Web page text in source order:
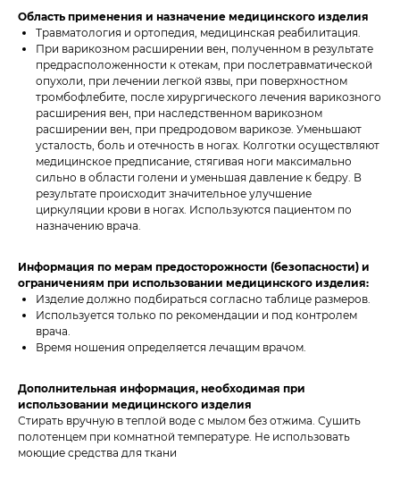
Область применения и назначение медицинского изделия
Травматология и ортопедия, медицинская реабилитация.
При варикозном расширении вен, полученном в результате
предрасположенности к отекам, при послетравматической
опухоли, при лечении легкой язвы, при поверхностном
тромбофлебите, после хирургического лечения варикозного
расширения вен, при наследственном варикозном
расширении вен, при предродовом варикозе. Уменьшают
усталость, боль и отечность в ногах. Колготки осуществляют
медицинское предписание, стягивая ноги максимально
сильно в области голени и уменьшая давление к бедру. В
результате происходит значительное улучшение
циркуляции крови в ногах. Используются пациентом по
назначению врача.
Информация по мерам предосторожности (безопасности) и
ограничениям при использовании медицинского изделия:
Изделие должно подбираться согласно таблице размеров.
Используется только по рекомендации и под контролем
врача.
Время ношения определяется лечащим врачом.
Дополнительная информация, необходимая при
использовании медицинского изделия
Стирать вручную в теплой воде с мылом без отжима. Сушить
полотенцем при комнатной температуре. Не использовать
моющие средства для ткани